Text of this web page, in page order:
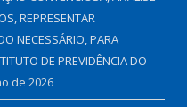
REPRESENTAR
NECESSÁRIO, PARA
DE PREVIDÊNCIA DO
de 2026